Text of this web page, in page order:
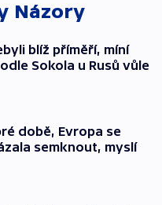
Názory
blíž příměří, míní
Sokola u Rusů vůle
době, Evropa se
semknout, myslí